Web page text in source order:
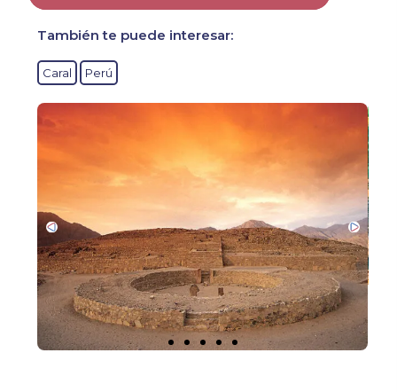
También te puede interesar:
Caral Perú